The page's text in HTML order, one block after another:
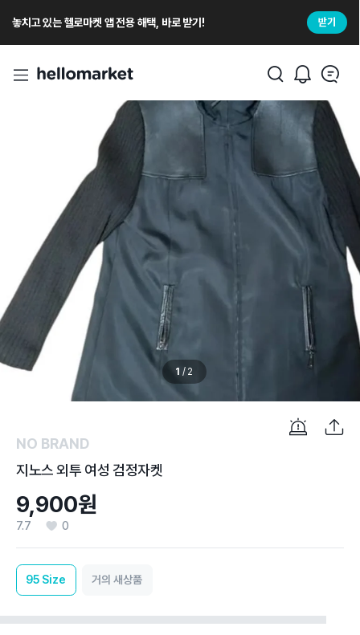
놓치고 있는 헬로마켓 앱 전용 해택, 바로 받기! 받기
1 / 2
NO BRAND
지노스 외투 여성 검정자켓
9,900원
7.7 0
95 Size 거의 새상품